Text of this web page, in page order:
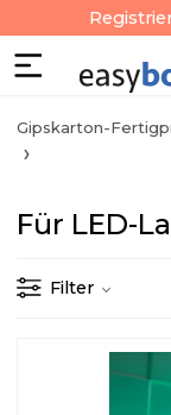
Gipskarton-
Für LED-
Filter